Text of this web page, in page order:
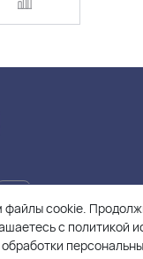
55-49
файлы cookie.
с политикой